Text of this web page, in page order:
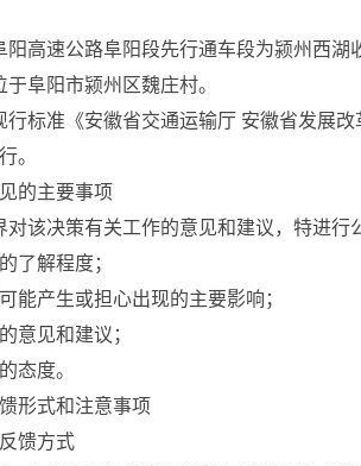
高速公路阜阳段先行通车段为颍州西湖
阜阳市颍州区魏庄村。
行标准《安徽省交通运输厅 安徽省发展
。
的主要事项
对该决策有关工作的意见和建议，特进行
了解程度；
能产生或担心出现的主要影响；
意见和建议；
态度。
形式和注意事项
馈方式